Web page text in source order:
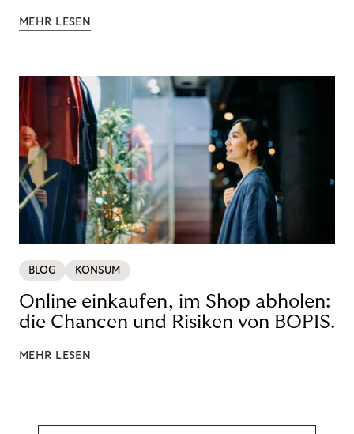
MEHR LESEN
BLOG KONSUM
Online einkaufen, im Shop abholen:
die Chancen und Risiken von BOPIS.
MEHR LESEN